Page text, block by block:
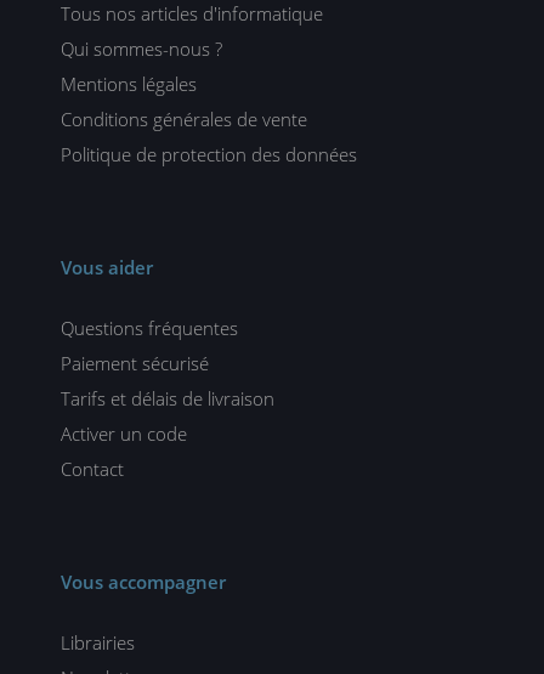
Tous nos articles d'informatique
Qui sommes-nous ?
Mentions légales
Conditions générales de vente
Politique de protection des données
Vous aider
Questions fréquentes
Paiement sécurisé
Tarifs et délais de livraison
Activer un code
Contact
Vous accompagner
Librairies